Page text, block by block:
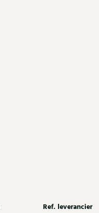
Ref. leverancier